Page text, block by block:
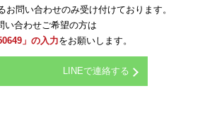
お問い合わせのみ受け付けております。
い合わせご希望の方は
」の入力をお願いします。
LINEで連絡する